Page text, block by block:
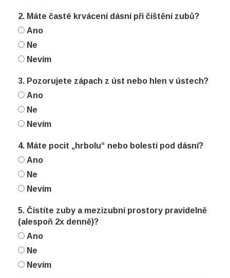
2. Máte časté krvácení dásní při čištění zubů?
Ano
Ne
Nevím
3. Pozorujete zápach z úst nebo hlen v ústech?
Ano
Ne
Nevím
4. Máte pocit „hrbolu“ nebo bolesti pod dásní?
Ano
Ne
Nevím
5. Čistíte zuby a mezizubní prostory pravidelně
(alespoň 2x denně)?
Ano
Ne
Nevím